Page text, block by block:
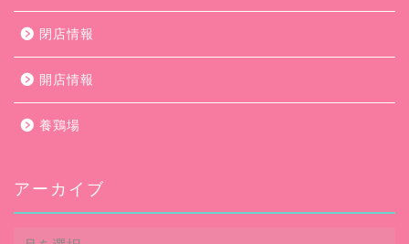
閉店情報
開店情報
養鶏場
アーカイブ
ア